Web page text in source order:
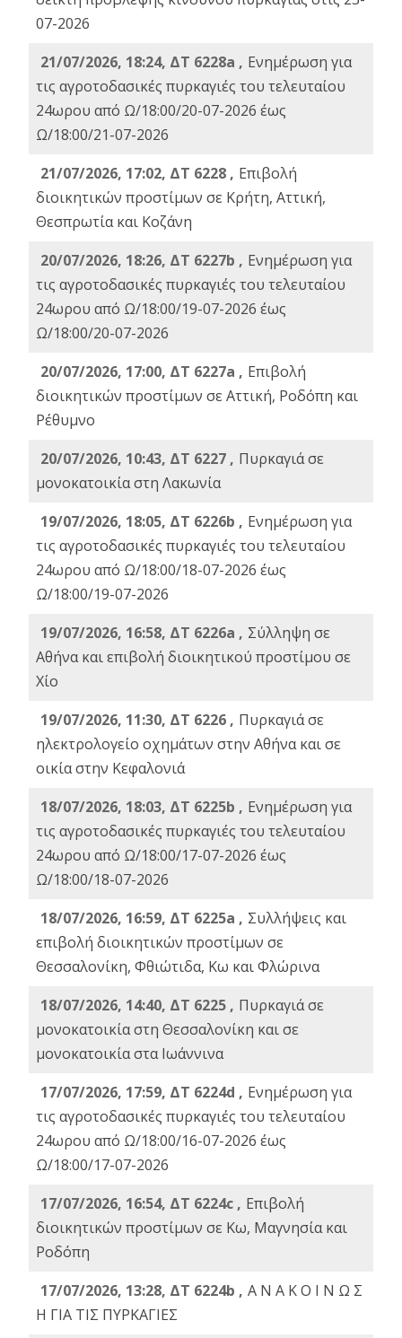
07-2026
21/07/2026, 18:24, ΔΤ 6228a , Ενημέρωση για
τις αγροτοδασικές πυρκαγιές του τελευταίου
24ωρου από Ω/18:00/20-07-2026 έως
Ω/18:00/21-07-2026
21/07/2026, 17:02, ΔΤ 6228 , Επιβολή
διοικητικών προστίμων σε Κρήτη, Αττική,
Θεσπρωτία και Κοζάνη
20/07/2026, 18:26, ΔΤ 6227b , Ενημέρωση για
τις αγροτοδασικές πυρκαγιές του τελευταίου
24ωρου από Ω/18:00/19-07-2026 έως
Ω/18:00/20-07-2026
20/07/2026, 17:00, ΔΤ 6227a , Επιβολή
διοικητικών προστίμων σε Αττική, Ροδόπη και
Ρέθυμνο
20/07/2026, 10:43, ΔΤ 6227 , Πυρκαγιά σε
μονοκατοικία στη Λακωνία
19/07/2026, 18:05, ΔΤ 6226b , Ενημέρωση για
τις αγροτοδασικές πυρκαγιές του τελευταίου
24ωρου από Ω/18:00/18-07-2026 έως
Ω/18:00/19-07-2026
19/07/2026, 16:58, ΔΤ 6226a , Σύλληψη σε
Αθήνα και επιβολή διοικητικού προστίμου σε
Χίο
19/07/2026, 11:30, ΔΤ 6226 , Πυρκαγιά σε
ηλεκτρολογείο οχημάτων στην Αθήνα και σε
οικία στην Κεφαλονιά
18/07/2026, 18:03, ΔΤ 6225b , Ενημέρωση για
τις αγροτοδασικές πυρκαγιές του τελευταίου
24ωρου από Ω/18:00/17-07-2026 έως
Ω/18:00/18-07-2026
18/07/2026, 16:59, ΔT 6225a , Συλλήψεις και
επιβολή διοικητικών προστίμων σε
Θεσσαλονίκη, Φθιώτιδα, Κω και Φλώρινα
18/07/2026, 14:40, ΔΤ 6225 , Πυρκαγιά σε
μονοκατοικία στη Θεσσαλονίκη και σε
μονοκατοικία στα Ιωάννινα
17/07/2026, 17:59, ΔΤ 6224d , Ενημέρωση για
τις αγροτοδασικές πυρκαγιές του τελευταίου
24ωρου από Ω/18:00/16-07-2026 έως
Ω/18:00/17-07-2026
17/07/2026, 16:54, ΔΤ 6224c , Επιβολή
διοικητικών προστίμων σε Κω, Μαγνησία και
Ροδόπη
17/07/2026, 13:28, ΔΤ 6224b , Α Ν Α Κ Ο Ι Ν Ω Σ
Η ΓΙΑ ΤΙΣ ΠΥΡΚΑΓΙΕΣ